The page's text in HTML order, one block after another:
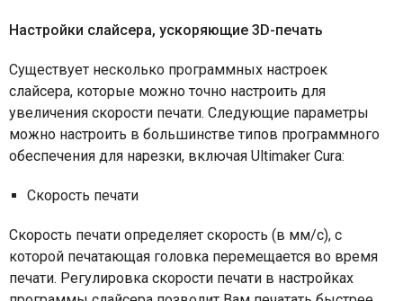
Настройки слайсера, ускоряющие 3D-печать
Существует несколько программных настроек
слайсера, которые можно точно настроить для
увеличения скорости печати. Следующие параметры
можно настроить в большинстве типов программного
обеспечения для нарезки, включая Ultimaker Cura:
Скорость печати
Скорость печати определяет скорость (в мм/с), с
которой печатающая головка перемещается во время
печати. Регулировка скорости печати в настройках